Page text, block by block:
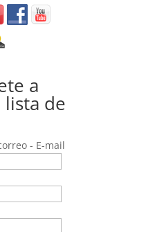
a
de
- E-mail